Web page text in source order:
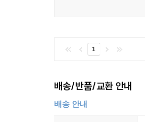
1
배송/반품/교환 안내
배송 안내